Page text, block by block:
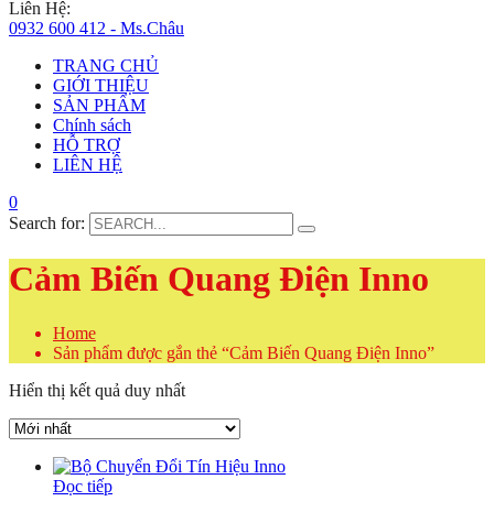
Liên Hệ:
0932 600 412 - Ms.Châu
TRANG CHỦ
GIỚI THIỆU
SẢN PHẨM
Chính sách
HỖ TRỢ
LIÊN HỆ
0
Search for:
Cảm Biến Quang Điện Inno
Home
Sản phẩm được gắn thẻ “Cảm Biến Quang Điện Inno”
Hiển thị kết quả duy nhất
Đọc tiếp